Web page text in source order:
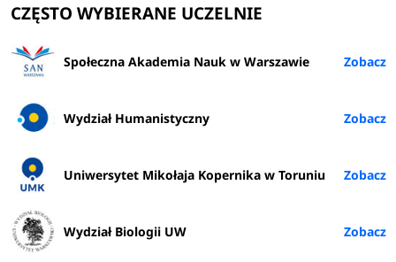
CZĘSTO WYBIERANE UCZELNIE
Społeczna Akademia Nauk w Warszawie
Wydział Humanistyczny
Uniwersytet Mikołaja Kopernika w Toruniu
Wydział Biologii UW